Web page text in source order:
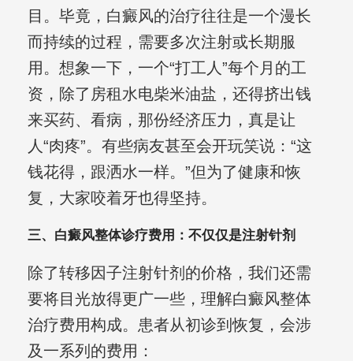
目。毕竟，白癜风的治疗往往是一个漫长
而持续的过程，需要多次注射或长期服
用。想象一下，一个“打工人”每个月的工
资，除了房租水电柴米油盐，还得挤出钱
来买药、看病，那份经济压力，真是让
人“肉疼”。有些病友甚至会开玩笑说：“这
钱花得，跟洒水一样。”但为了健康和恢
复，大家咬着牙也得坚持。
三、白癜风整体诊疗费用：不仅仅是注射针剂
除了转移因子注射针剂的价格，我们还需
要将目光放得更广一些，理解白癜风整体
治疗费用构成。患者从初诊到恢复，会涉
及一系列的费用：